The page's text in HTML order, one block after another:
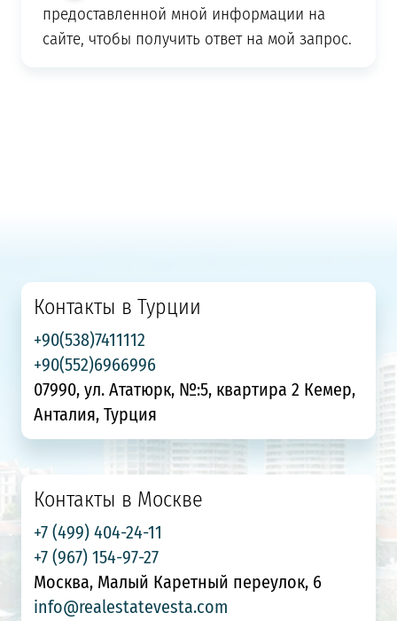
предоставленной мной информации на
сайте, чтобы получить ответ на мой запрос.
Контакты в Турции
+90(538)7411112
+90(552)6966996
07990, ул. Ататюрк, №:5, квартира 2 Кемер,
Анталия, Турция
Контакты в Москве
+7 (499) 404-24-11
+7 (967) 154-97-27
Москва, Малый Каретный переулок, 6
info@realestatevesta.com